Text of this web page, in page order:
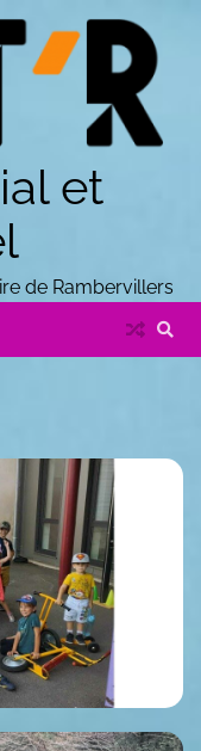
et
de Rambervillers